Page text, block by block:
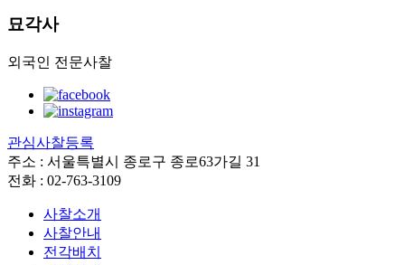
묘각사
외국인 전문사찰
관심사찰등록
주소 : 서울특별시 종로구 종로63가길 31
전화 : 02-763-3109
사찰소개
사찰안내
전각배치